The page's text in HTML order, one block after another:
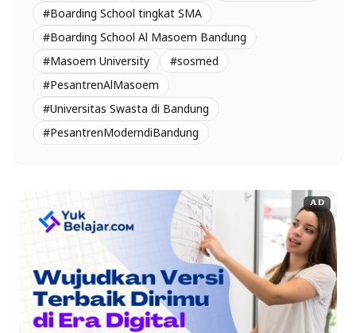
#Boarding School tingkat SMA
#Boarding School Al Masoem Bandung
#Masoem University
#sosmed
#PesantrenAlMasoem
#Universitas Swasta di Bandung
#PesantrenModerndiBandung
AD